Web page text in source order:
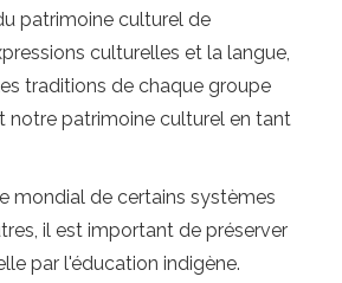
patrimoine culturel de
culturelles et la langue,
traditions de chaque groupe
notre patrimoine culturel en tant
mondial de certains systèmes
il est important de préserver
par l'éducation indigène.